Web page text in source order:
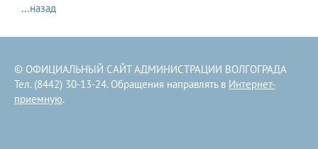
...назад
© ОФИЦИАЛЬНЫЙ САЙТ АДМИНИСТРАЦИИ ВОЛГОГРАДА
Тел. (8442) 30-13-24. Обращения направлять в Интернет-
приемную.